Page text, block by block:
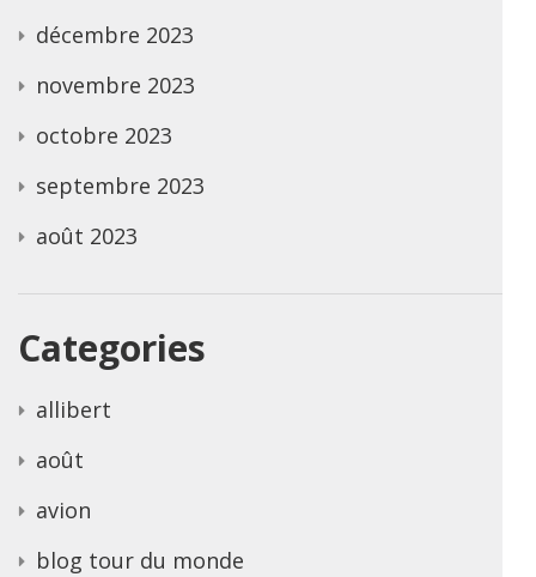
décembre 2023
novembre 2023
octobre 2023
septembre 2023
août 2023
Categories
allibert
août
avion
blog tour du monde